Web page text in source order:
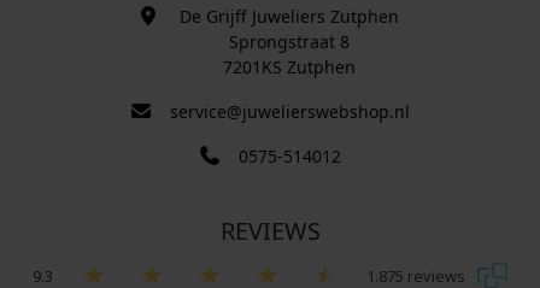
De Grijff Juweliers Zutphen
Sprongstraat 8
7201KS Zutphen
service@juwelierswebshop.nl
0575-514012
REVIEWS
9.3 1.875 reviews